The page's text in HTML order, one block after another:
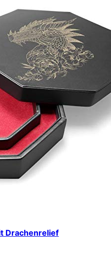
Drachenrelief